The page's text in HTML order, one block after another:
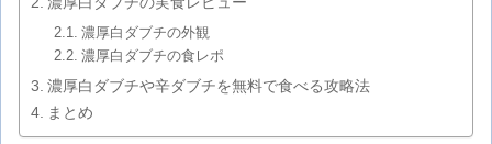
濃厚白ダブチの外観
濃厚白ダブチの食レポ
濃厚白ダブチや辛ダブチを無料で食べる攻略法
まとめ